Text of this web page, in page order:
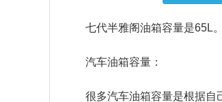
七代半雅阁油箱容量是65L。
汽车油箱容量：
很多汽车油箱容量是根据自